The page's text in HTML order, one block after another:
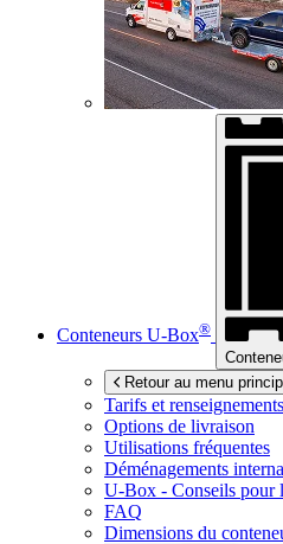
Conteneurs U-Box®
Retour au menu
Tarifs et renseignements
Options de livraison
Utilisations fréquentes
Déménagements
U-Box - Conseils pour
FAQ
Dimensions du